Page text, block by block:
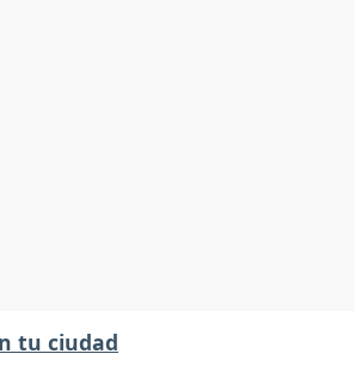
tu ciudad